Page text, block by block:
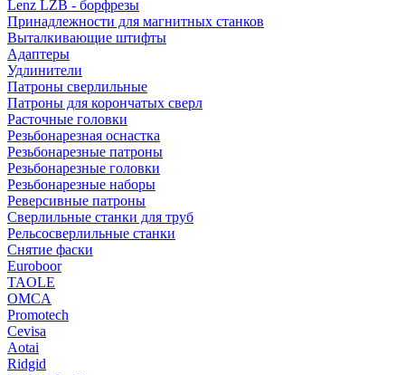
Lenz LZB - борфрезы
Принадлежности для магнитных станков
Выталкивающие штифты
Адаптеры
Удлинители
Патроны сверлильные
Патроны для корончатых сверл
Расточные головки
Резьбонарезная оснастка
Резьбонарезные патроны
Резьбонарезные головки
Резьбонарезные наборы
Реверсивные патроны
Сверлильные станки для труб
Рельсосверлильные станки
Снятие фаски
Euroboor
TAOLE
OMCA
Promotech
Cevisa
Aotai
Ridgid